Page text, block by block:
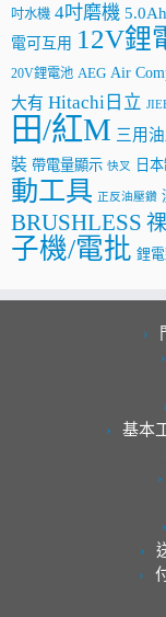
吋水機 4吋磨機
電可互用 12V鋰
20V鋰電池 AEG Air
大有 Hitachi日立
田/紅M 三用
裝 帶電量顯示 快叉 日
動工具
正反油壓鑽
BRUSHLESS
子機/電批 鋰
基本